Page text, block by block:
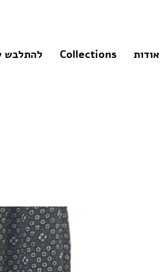
אודות Collections להתלבש